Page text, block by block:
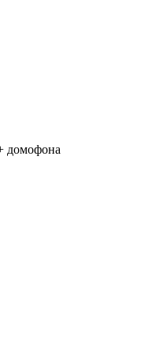
домофона